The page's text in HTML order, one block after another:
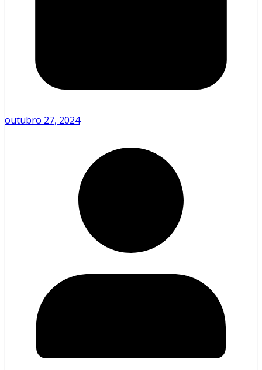
outubro 27, 2024